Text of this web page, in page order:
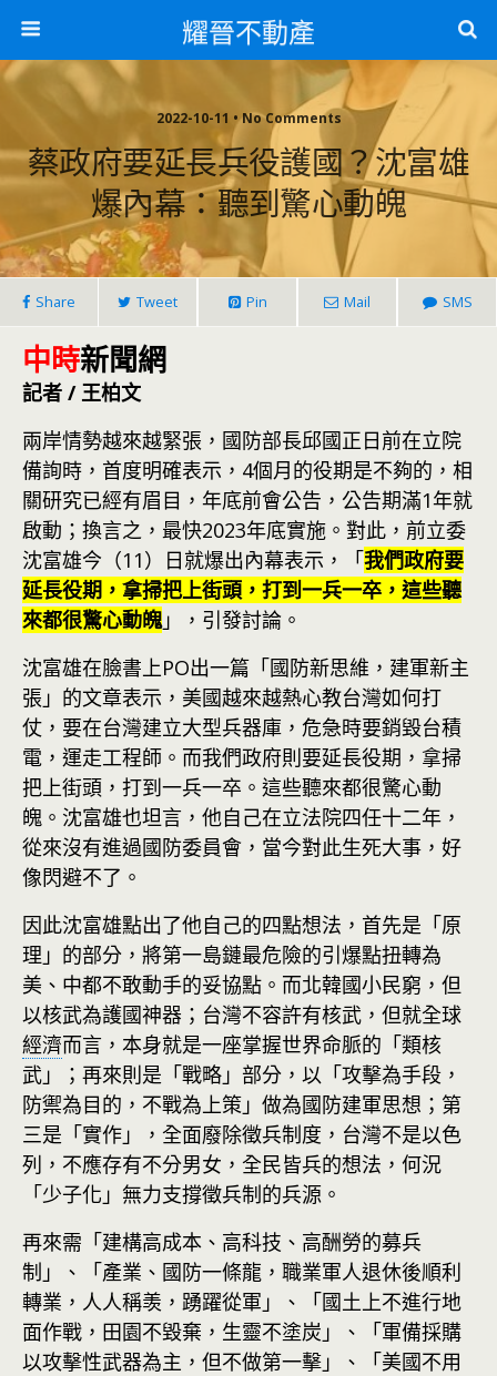
耀晉不動產
2022-10-11 • No Comments
蔡政府要延長兵役護國？沈富雄
爆內幕：聽到驚心動魄
Share Tweet Pin Mail SMS
中時新聞網
記者 / 王柏文
兩岸情勢越來越緊張，國防部長邱國正日前在立院
備詢時，首度明確表示，4個月的役期是不夠的，相
關研究已經有眉目，年底前會公告，公告期滿1年就
啟動；換言之，最快2023年底實施。對此，前立委
沈富雄今（11）日就爆出內幕表示，「我們政府要
延長役期，拿掃把上街頭，打到一兵一卒，這些聽
來都很驚心動魄」，引發討論。
沈富雄在臉書上PO出一篇「國防新思維，建軍新主
張」的文章表示，美國越來越熱心教台灣如何打
仗，要在台灣建立大型兵器庫，危急時要銷毀台積
電，運走工程師。而我們政府則要延長役期，拿掃
把上街頭，打到一兵一卒。這些聽來都很驚心動
魄。沈富雄也坦言，他自己在立法院四任十二年，
從來沒有進過國防委員會，當今對此生死大事，好
像閃避不了。
因此沈富雄點出了他自己的四點想法，首先是「原
理」的部分，將第一島鏈最危險的引爆點扭轉為
美、中都不敢動手的妥協點。而北韓國小民窮，但
以核武為護國神器；台灣不容許有核武，但就全球
經濟而言，本身就是一座掌握世界命脈的「類核
武」；再來則是「戰略」部分，以「攻擊為手段，
防禦為目的，不戰為上策」做為國防建軍思想；第
三是「實作」，全面廢除徵兵制度，台灣不是以色
列，不應存有不分男女，全民皆兵的想法，何況
「少子化」無力支撐徵兵制的兵源。
再來需「建構高成本、高科技、高酬勞的募兵
制」、「產業、國防一條龍，職業軍人退休後順利
轉業，人人稱羡，踴躍從軍」、「國土上不進行地
面作戰，田園不毀棄，生靈不塗炭」、「軍備採購
以攻擊性武器為主，但不做第一擊」、「美國不用